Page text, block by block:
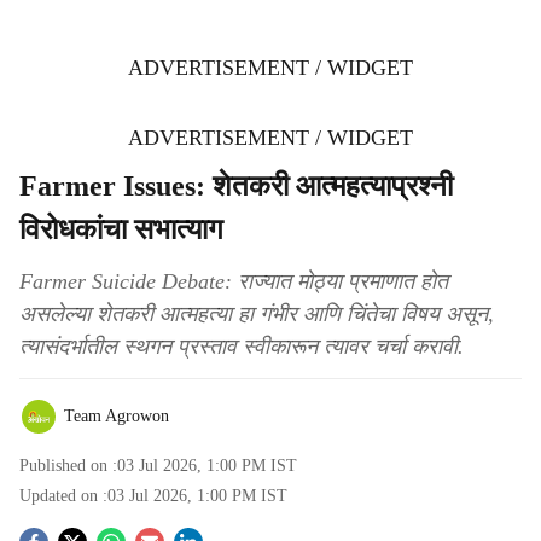
ADVERTISEMENT / WIDGET
ADVERTISEMENT / WIDGET
Farmer Issues: शेतकरी आत्महत्याप्रश्नी
विरोधकांचा सभात्याग
Farmer Suicide Debate: राज्यात मोठ्या प्रमाणात होत
असलेल्या शेतकरी आत्महत्या हा गंभीर आणि चिंतेचा विषय असून,
त्यासंदर्भातील स्थगन प्रस्ताव स्वीकारून त्यावर चर्चा करावी.
Team Agrowon
Published on :03 Jul 2026, 1:00 PM IST
Updated on :03 Jul 2026, 1:00 PM IST